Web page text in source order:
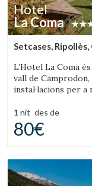
Hotel
La Coma
Setcases, Ripollès,
L’Hotel La Coma
vall de
instal·lacions per a
1 nit des de
80€